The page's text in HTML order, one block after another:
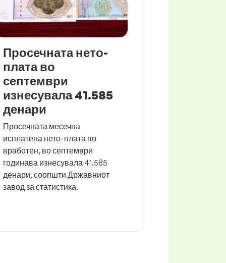
Просечната нето-
плата во
септември
изнесувала 41.585
денари
Просечната месечна
исплатена нето-плата по
вработен, во септември
годинава изнесувала 41.585
денари, соопшти Државниот
завод за статистика.